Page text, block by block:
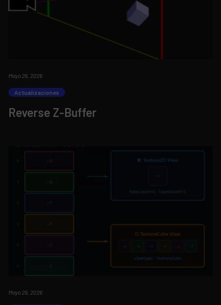
Mayo 26, 2026
Actualizaciones
Reverse Z-Buffer
Mayo 26, 2026